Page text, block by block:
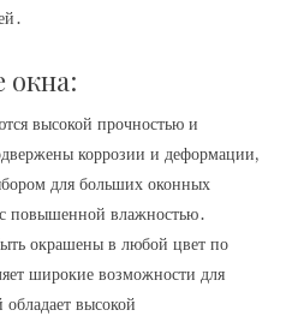
высокой прочностью и
коррозии и деформации,
для больших оконных
повышенной влажностью․
окрашены в любой цвет по
широкие возможности для
высокой